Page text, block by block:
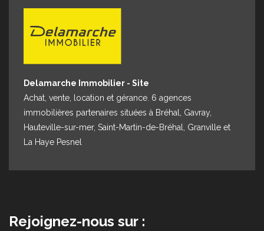
Delamarche Immobilier - Site
Achat, vente, location et gérance. 6 agences
immobilières partenaires situées à Bréhal, Gavray,
Hauteville-sur-mer, Saint-Martin-de-Bréhal, Granville et
La Haye Pesnel
Rejoignez-nous sur :